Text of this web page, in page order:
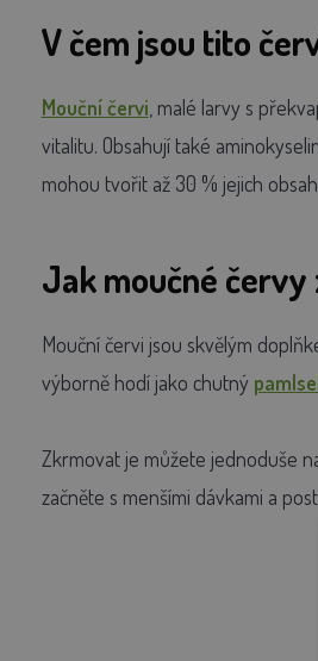
V čem jsou tito
Mouční červi , malé larvy s
vitalitu. Obsahují také
mohou tvořit až 30 % jejich
Jak moučné červy
Mouční červi jsou skvělým
výborně hodí jako chutný
Zkrmovat je můžete jednoduše
začněte s menšími dávkami a